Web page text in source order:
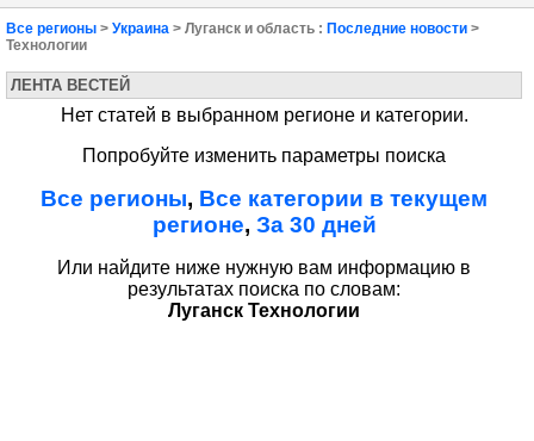
Все регионы > Украина > Луганск и область : Последние новости >
Технологии
ЛЕНТА ВЕСТЕЙ
Нет статей в выбранном регионе и категории.
Попробуйте изменить параметры поиска
Все регионы, Все категории в текущем
регионе, За 30 дней
Или найдите ниже нужную вам информацию в
результатах поиска по словам:
Луганск Технологии